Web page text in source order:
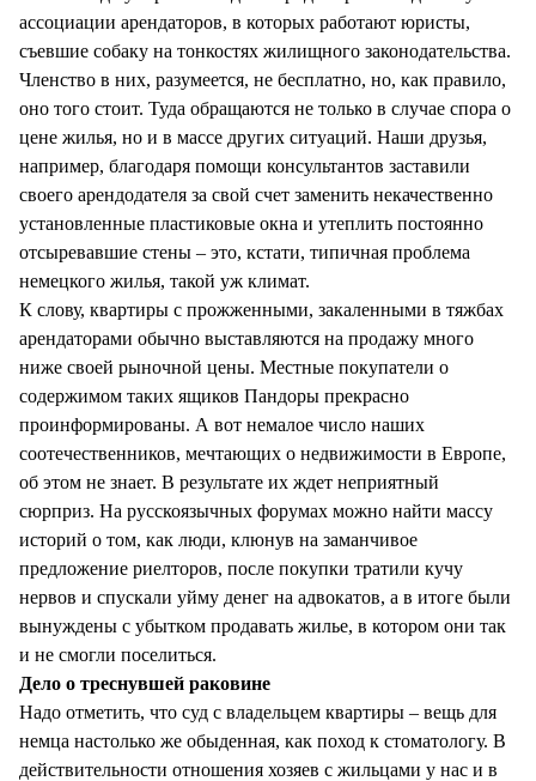
ассоциации арендаторов, в которых работают юристы,
съевшие собаку на тонкостях жилищного законодательства.
Членство в них, разумеется, не бесплатно, но, как правило,
оно того стоит. Туда обращаются не только в случае спора о
цене жилья, но и в массе других ситуаций. Наши друзья,
например, благодаря помощи консультантов заставили
своего арендодателя за свой счет заменить некачественно
установленные пластиковые окна и утеплить постоянно
отсыревавшие стены – это, кстати, типичная проблема
немецкого жилья, такой уж климат.
К слову, квартиры с прожженными, закаленными в тяжбах
арендаторами обычно выставляются на продажу много
ниже своей рыночной цены. Местные покупатели о
содержимом таких ящиков Пандоры прекрасно
проинформированы. А вот немалое число наших
соотечественников, мечтающих о недвижимости в Европе,
об этом не знает. В результате их ждет неприятный
сюрприз. На русскоязычных форумах можно найти массу
историй о том, как люди, клюнув на заманчивое
предложение риелторов, после покупки тратили кучу
нервов и спускали уйму денег на адвокатов, а в итоге были
вынуждены с убытком продавать жилье, в котором они так
и не смогли поселиться.
Дело о треснувшей раковине
Надо отметить, что суд с владельцем квартиры – вещь для
немца настолько же обыденная, как поход к стоматологу. В
действительности отношения хозяев с жильцами у нас и в